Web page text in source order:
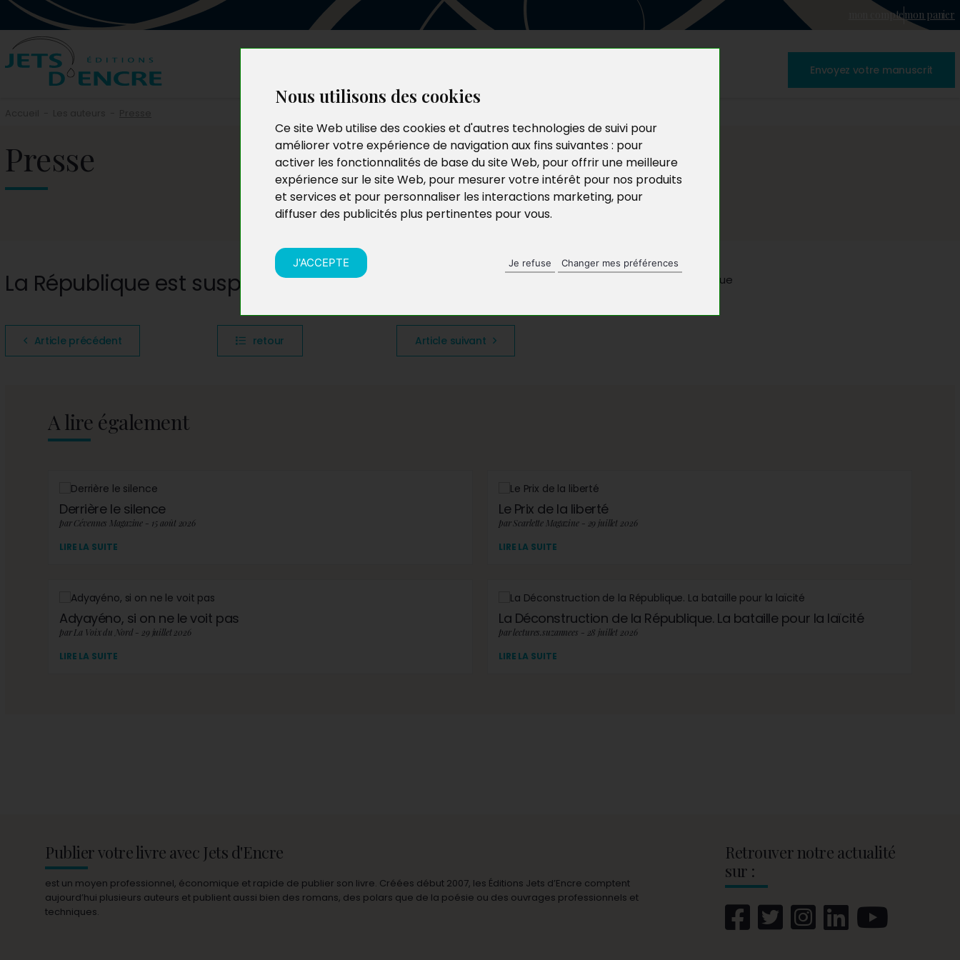
Nous utilisons des cookies
Ce site Web utilise des cookies et d'autres technologies de suivi pour
améliorer votre expérience de navigation aux fins suivantes : pour
activer les fonctionnalités de base du site Web, pour offrir une meilleure
expérience sur le site Web, pour mesurer votre intérêt pour nos produits
et services et pour personnaliser les interactions marketing, pour
diffuser des publicités plus pertinentes pour vous.
J'ACCEPTE Je refuse Changer mes préférences
mon comptemon panier
Envoyez votre manuscrit
Presse
La République est suspendue
Article précédent retour Article suivant
A lire également
Derrière le silence
par Cévennes Magazine - 15 août 2026
LIRE LA SUITE
Le Prix de la liberté
par Scarlette Magazine - 29 juillet 2026
LIRE LA SUITE
Adyayéno, si on ne le voit pas
par La Voix du Nord - 29 juillet 2026
LIRE LA SUITE
La Déconstruction de la République. La bataille pour la laïcité
par lectures.suzannees - 28 juillet 2026
LIRE LA SUITE
Publier votre livre avec Jets d'Encre
est un moyen professionnel, économique et rapide de publier son livre. Créées début 2007, les Éditions Jets d’Encre comptent
aujourd’hui plusieurs auteurs et publient aussi bien des romans, des polars que de la poésie ou des ouvrages professionnels et
techniques.
Retrouver notre actualité
sur :